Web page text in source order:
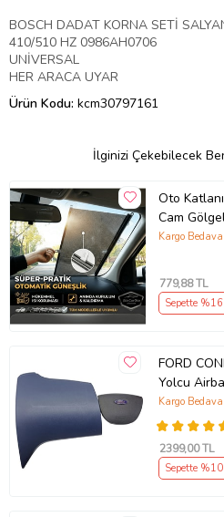
BOSCH DADAT KORNA SETİ
410/510 HZ 0986AH0706
UNİVERSAL
HER ARACA UYAR
Ürün Kodu: kcm30797161
İlginizi Çekebilecek
Oto
Cam
Sürgülü
Kargo Bedava
779,88 TL
Sepette
FORD
Yolcu
2014) İthal
Kargo Bedava
2399,00 TL
Sepette